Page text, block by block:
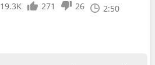
19.3K 271 26 2:50